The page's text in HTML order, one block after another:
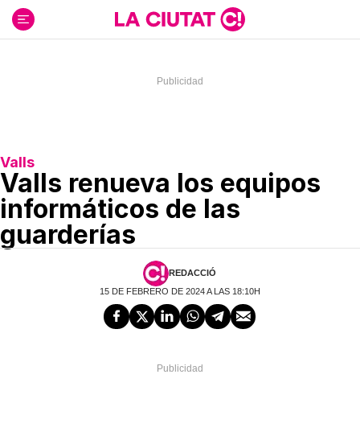
contenido
Valls
Valls renueva los equipos
informáticos de las
guarderías
REDACCIÓ
15 DE FEBRERO DE 2024 A LAS 18:10H